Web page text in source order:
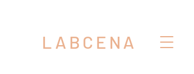
LABCENA